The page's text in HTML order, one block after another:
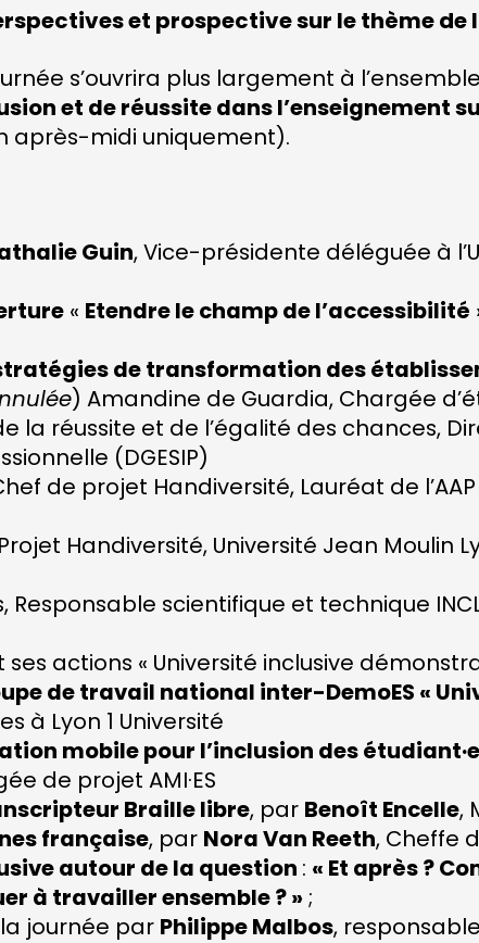
et prospective sur le thème
s’ouvrira plus largement à
et de réussite dans l’enseignement
après-midi uniquement).
Guin, Vice-présidente déléguée à
« Etendre le champ de l’accessibilité
de transformation des
) Amandine de Guardia, Chargée
la réussite et de l’égalité des chances,
(DGESIP)
de projet Handiversité, Lauréat de
Projet Handiversité, Université Jean Moulin
Responsable scientifique et technique
ses actions « Université inclusive
de travail national inter-DemoES «
à Lyon 1 Université
mobile pour l’inclusion des
de projet AMI·ES
Braille libre, par Benoît Encelle,
française, par Nora Van Reeth, Cheffe
autour de la question : « Et après ?
à travailler ensemble ? »;
journée par Philippe Malbos,